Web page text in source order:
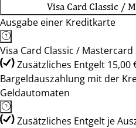
Visa Card Classic /
Ausgabe einer Kreditkarte
Visa Card Classic /
Zusätzliches Entgelt 15,00
Bargeldauszahlung mit der
Geldautomaten
Zusätzliches Entgelt je